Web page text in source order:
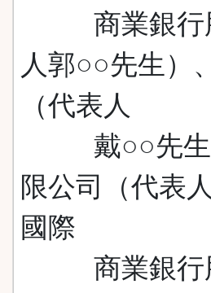
商業銀行股
人郭○○先生）
（代表人
戴○○先生）
限公司（代表
國際
商業銀行股